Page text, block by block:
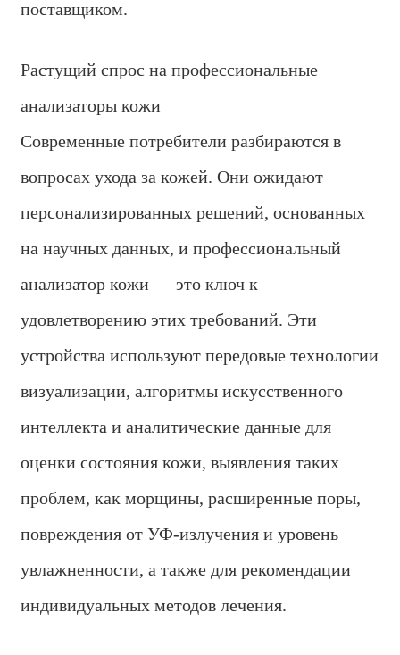
поставщиком.
Растущий спрос на профессиональные
анализаторы кожи
Современные потребители разбираются в
вопросах ухода за кожей. Они ожидают
персонализированных решений, основанных
на научных данных, и профессиональный
анализатор кожи — это ключ к
удовлетворению этих требований. Эти
устройства используют передовые технологии
визуализации, алгоритмы искусственного
интеллекта и аналитические данные для
оценки состояния кожи, выявления таких
проблем, как морщины, расширенные поры,
повреждения от УФ-излучения и уровень
увлажненности, а также для рекомендации
индивидуальных методов лечения.